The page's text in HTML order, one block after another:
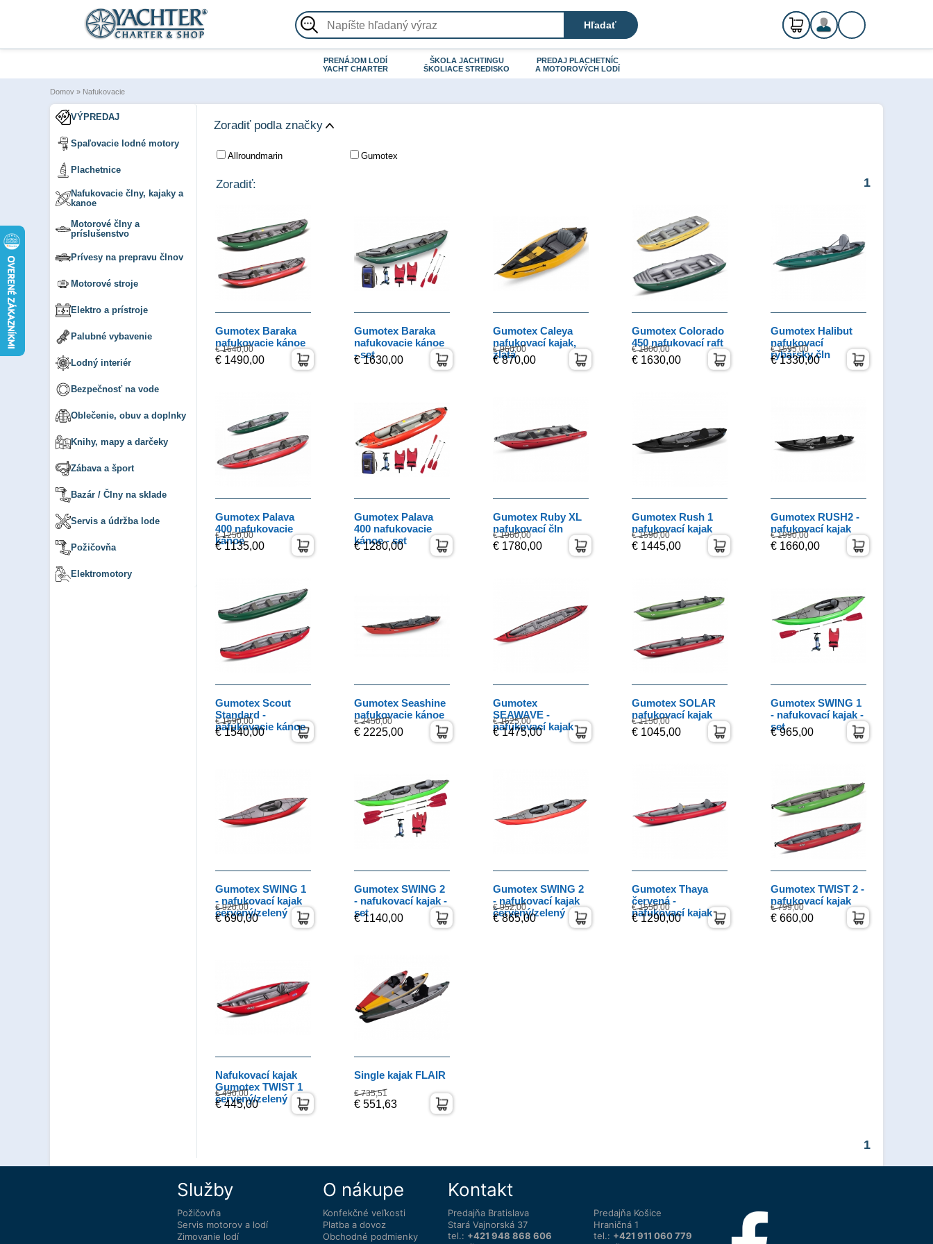
0ks
€ 0,00
Registrácia
Prihlásenie
PRENÁJOM LODÍ
YACHT CHARTER
ŠKOLA JACHTINGU
ŠKOLIACE STREDISKO
PREDAJ PLACHETNÍC
A MOTOROVÝCH LODÍ
Domov » Nafukovacie
VÝPREDAJ
Spaľovacie lodné motory
Plachetnice
Nafukovacie člny, kajaky a
kanoe
Motorové člny a
príslušenstvo
Prívesy na prepravu člnov
Motorové stroje
Elektro a prístroje
Palubné vybavenie
Lodný interiér
Bezpečnosť na vode
Oblečenie, obuv a doplnky
Knihy, mapy a darčeky
Zábava a šport
Bazár / Člny na sklade
Servis a údržba lode
Požičovňa
Elektromotory
Zoradiť podla značky
Allroundmarin Gumotex
Zoradiť: 1
Gumotex Baraka
nafukovacie kánoe
€ 1640,00
€ 1490,00
Gumotex Baraka
nafukovacie kánoe
- set
€ 1630,00
Gumotex Caleya
nafukovací kajak,
zlatá
€ 960,00
€ 870,00
Gumotex Colorado
450 nafukovací raft
€ 1800,00
€ 1630,00
Gumotex Halibut
nafukovací
rybársky čln
€ 1595,00
€ 1330,00
Gumotex Palava
400 nafukovacie
kánoe
€ 1250,00
€ 1135,00
Gumotex Palava
400 nafukovacie
kánoe - set
€ 1280,00
Gumotex Ruby XL
nafukovací čln
€ 1960,00
€ 1780,00
Gumotex Rush 1
nafukovací kajak
€ 1590,00
€ 1445,00
Gumotex RUSH2 -
nafukovací kajak
€ 1990,00
€ 1660,00
Gumotex Scout
Standard -
nafukovacie kánoe
€ 1690,00
€ 1540,00
Gumotex Seashine
nafukovacie kánoe
€ 2450,00
€ 2225,00
Gumotex
SEAWAVE -
nafukovací kajak
€ 1625,00
€ 1475,00
Gumotex SOLAR
nafukovací kajak
€ 1150,00
€ 1045,00
Gumotex SWING 1
- nafukovací kajak -
set
€ 965,00
Gumotex SWING 1
- nafukovací kajak
červený/zelený
€ 920,00
€ 690,00
Gumotex SWING 2
- nafukovací kajak -
set
€ 1140,00
Gumotex SWING 2
- nafukovací kajak
červený/zelený
€ 952,00
€ 865,00
Gumotex Thaya
červená -
nafukovací kajak
€ 1550,00
€ 1290,00
Gumotex TWIST 2 -
nafukovací kajak
€ 799,00
€ 660,00
Nafukovací kajak
Gumotex TWIST 1
červený/zelený
€ 490,00
€ 445,00
Single kajak FLAIR
€ 735,51
€ 551,63
1
Služby
Požičovňa
Servis motorov a lodí
Zimovanie lodí
O nákupe
Konfekčné veľkosti
Platba a dovoz
Obchodné podmienky
Kontakt
Predajňa Bratislava
Stará Vajnorská 37
tel.: +421 948 868 606
Predajňa Košice
Hraničná 1
tel.: +421 911 060 779